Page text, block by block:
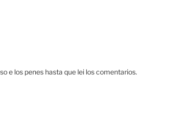
e los penes hasta que lei los comentarios.